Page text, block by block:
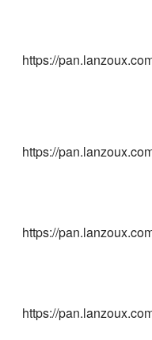
https://
https://
https://
https://